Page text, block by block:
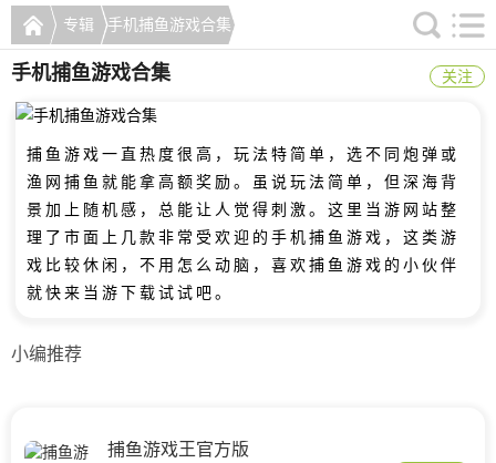
专辑 手机捕鱼游戏合集
手机捕鱼游戏合集 关注
捕鱼游戏一直热度很高，玩法特简单，选不同炮弹或
渔网捕鱼就能拿高额奖励。虽说玩法简单，但深海背
景加上随机感，总能让人觉得刺激。这里当游网站整
理了市面上几款非常受欢迎的手机捕鱼游戏，这类游
戏比较休闲，不用怎么动脑，喜欢捕鱼游戏的小伙伴
就快来当游下载试试吧。
小编推荐
捕鱼游戏王官方版